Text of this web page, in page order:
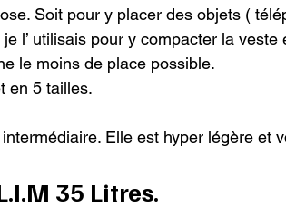
Soit pour y placer des objets (
l’ utilisais pour y compacter la veste
le moins de place possible.
en 5 tailles.
Elle est hyper légère et
35 Litres.